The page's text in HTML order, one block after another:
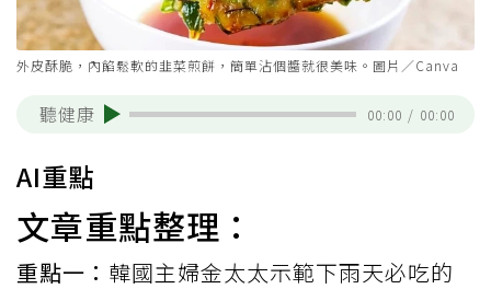
外皮酥脆，內餡鬆軟的韭菜煎餅，簡單沾個醬就很美味。圖片／Canva
聽健康 00:00 / 00:00
AI重點
文章重點整理：
重點一： 韓國主婦金太太示範下雨天必吃的